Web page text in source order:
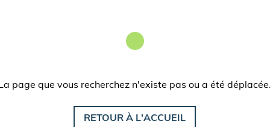
page que vous recherchez n'existe pas ou a été
RETOUR À L'ACCUEIL